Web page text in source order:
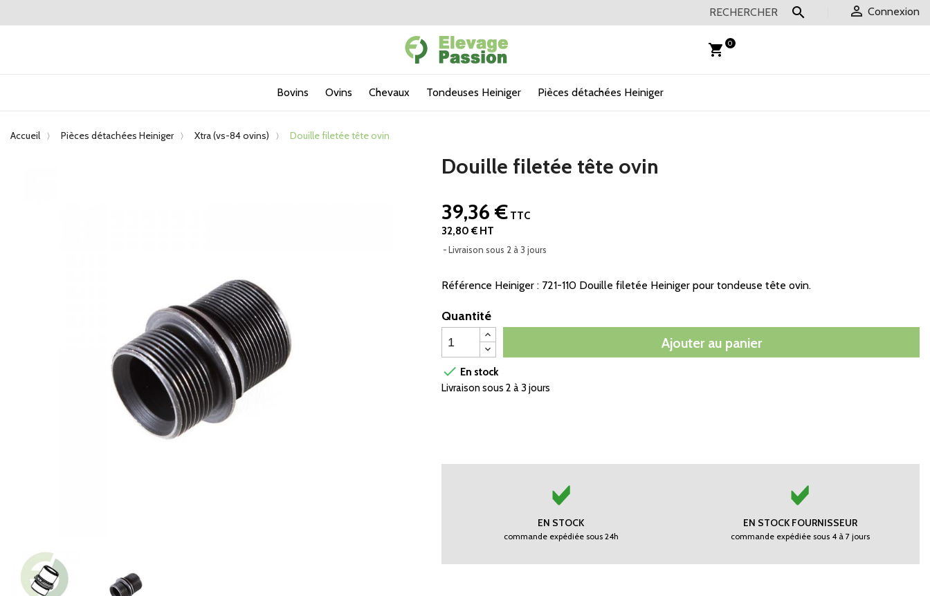
  Connexion
shopping_cart 0
Bovins Ovins Chevaux Tondeuses Heiniger Pièces détachées Heiniger
Accueil Pièces détachées Heiniger Xtra (vs-84 ovins) Douille filetée tête ovin
Douille filetée tête ovin
39,36 € TTC
32,80 € HT
Livraison sous 2 à 3 jours
Référence Heiniger : 721-110 Douille filetée Heiniger pour tondeuse tête ovin.
Quantité
Ajouter au panier
 En stock
Livraison sous 2 à 3 jours
EN STOCK
commande expédiée sous 24h
EN STOCK FOURNISSEUR
commande expédiée sous 4 à 7 jours